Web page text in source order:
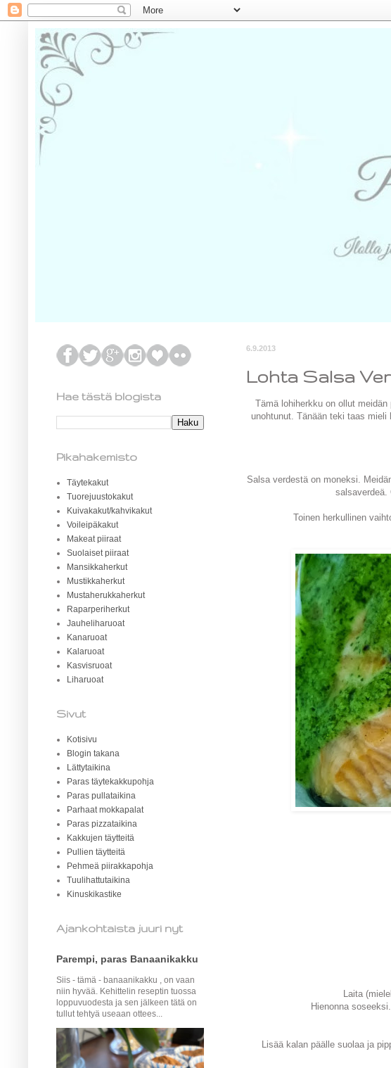
6.9.2013
Lohta Salsa
Tämä lohiherkku on ollut
unohtunut. Tänään teki taas
Salsa verdestä on moneksi.
salsaverdeä.
Toinen herkullinen
Laita
Hienonna
Lisää kalan päälle suolaa ja
Hae tästä blogista
Pikahakemisto
Täytekakut
Tuorejuustokakut
Kuivakakut/kahvikakut
Voileipäkakut
Makeat piiraat
Suolaiset piiraat
Mansikkaherkut
Mustikkaherkut
Mustaherukkaherkut
Raparperiherkut
Jauheliharuoat
Kanaruoat
Kalaruoat
Kasvisruoat
Liharuoat
Sivut
Kotisivu
Blogin takana
Lättytaikina
Paras täytekakkupohja
Paras pullataikina
Parhaat mokkapalat
Paras pizzataikina
Kakkujen täytteitä
Pullien täytteitä
Pehmeä piirakkapohja
Tuulihattutaikina
Kinuskikastike
Ajankohtaista juuri nyt
Parempi, paras Banaanikakku
Siis - tämä - banaanikakku , on vaan
niin hyvää. Kehittelin reseptin tuossa
loppuvuodesta ja sen jälkeen tätä on
tullut tehtyä useaan ottees...